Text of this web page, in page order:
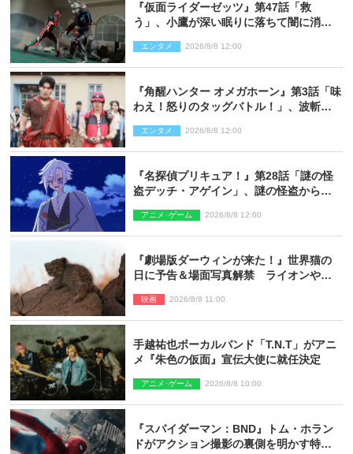
『仮面ライダーゼッツ』第47話「救
う」、小鷹が深い眠りに落ちて闇に消え
エンタメ 2026/8/8 12:00
『角醒ハンター オメガホーン』第3話「味
わえ！怒りのタッグバトル！」、波斬の
エンタメ 2026/8/8 12:00
『名探偵プリキュア！』第28話「謎の怪
盗デッチ・アゲイン」、謎の怪盗から不
アニメ･ゲーム 2026/8/8 12:00
『劇場版ダーウィンが来た！』世界猫の
日に予告＆場面写真解禁 ライオンやマ
映画 2026/8/8 11:00
手越祐也ボーカルバンド「T.N.T」がアニ
メ『朱色の仮面』宣伝大使に就任決定
アニメ･ゲーム 2026/8/8 10:00
『スパイダーマン：BND』トム・ホラン
ドがアクション撮影の裏側を明かす特別